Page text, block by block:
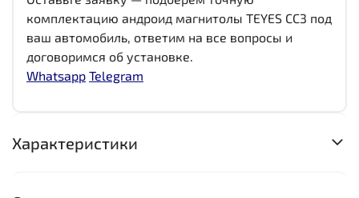
комплектацию андроид магнитолы TEYES CC3 под
ваш автомобиль, ответим на все вопросы и
договоримся об установке.
Whatsapp Telegram
Характеристики